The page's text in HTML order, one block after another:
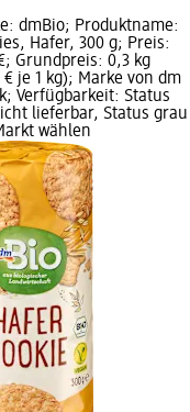
dmBio; Produktname:
Hafer, 300 g; Preis:
Grundpreis: 0,3 kg
€ je 1 kg); Marke von dm
Verfügbarkeit: Status
lieferbar, Status grau
wählen